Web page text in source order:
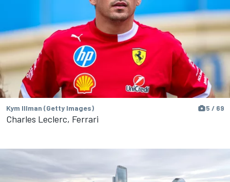
Kym Illman (Getty Images) 5 / 69
Charles Leclerc, Ferrari